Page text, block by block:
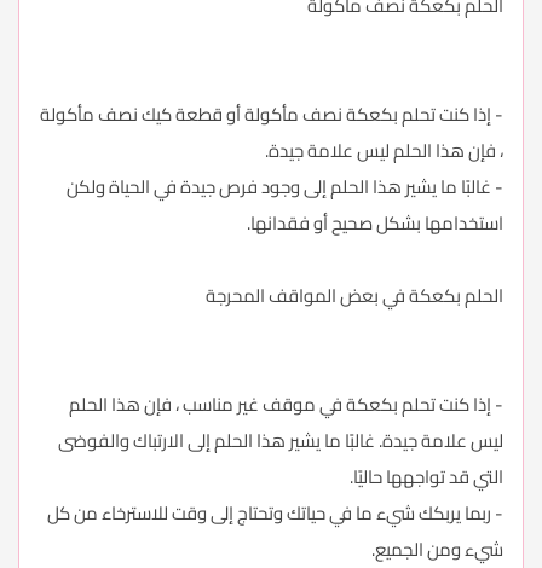
- إذا كنت تحلم بكعكة نصف مأكولة أو قطعة كيك نصف مأكولة
، فإن هذا الحلم ليس علامة جيدة.
- غالبًا ما يشير هذا الحلم إلى وجود فرص جيدة في الحياة ولكن
استخدامها بشكل صحيح أو فقدانها.
الحلم بكعكة في بعض المواقف المحرجة
- إذا كنت تحلم بكعكة في موقف غير مناسب ، فإن هذا الحلم
ليس علامة جيدة. غالبًا ما يشير هذا الحلم إلى الارتباك والفوضى
التي قد تواجهها حاليًا.
- ربما يربكك شيء ما في حياتك وتحتاج إلى وقت للاسترخاء من كل
شيء ومن الجميع.